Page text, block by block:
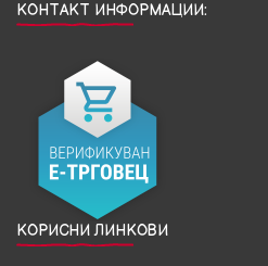
КОНТАКТ ИНФОРМАЦИИ:
КОРИСНИ ЛИНКОВИ